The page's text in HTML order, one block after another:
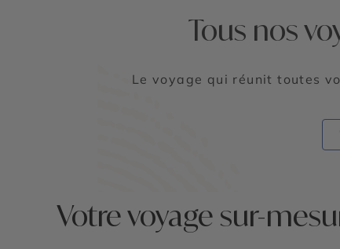
Tous nos
Le voyage qui réunit toutes
Votre voyage sur-